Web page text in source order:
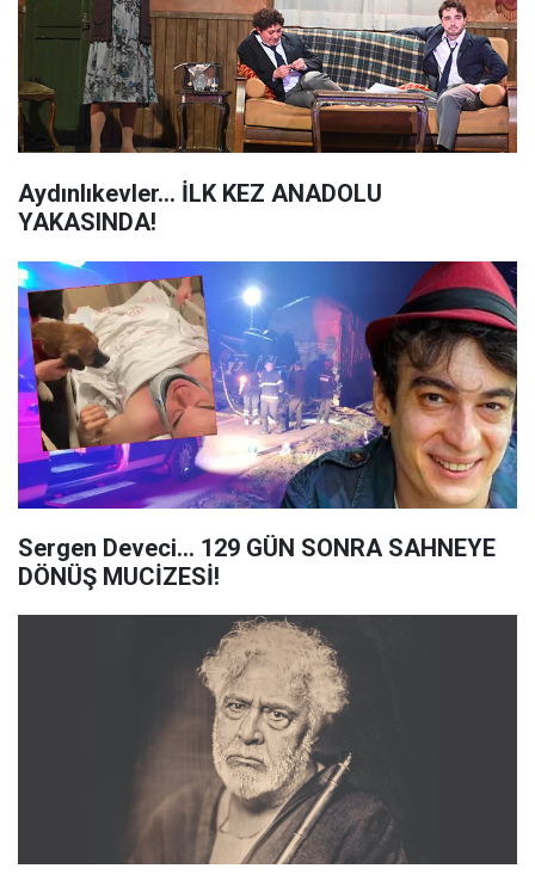
Aydınlıkevler... İLK KEZ ANADOLU
YAKASINDA!
Sergen Deveci... 129 GÜN SONRA SAHNEYE
DÖNÜŞ MUCİZESİ!